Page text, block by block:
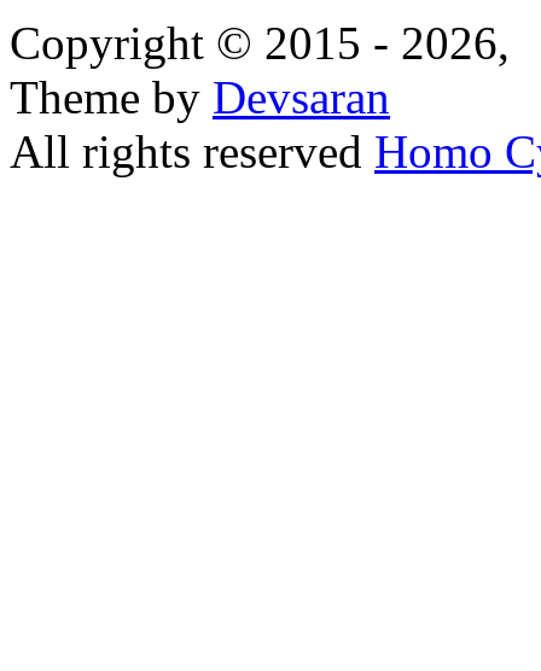
Copyright © 2015 - 2026,
Theme by Devsaran
All rights reserved Homo